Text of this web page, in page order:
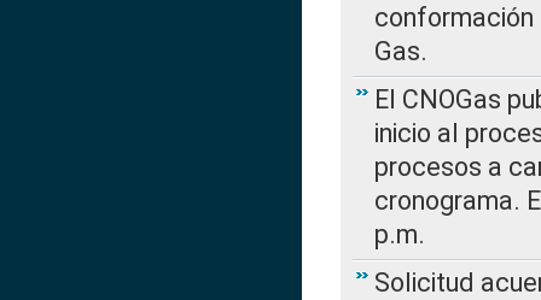
conformación
Gas.
El CNOGas
inicio al
procesos a
cronograma.
p.m.
Solicitud